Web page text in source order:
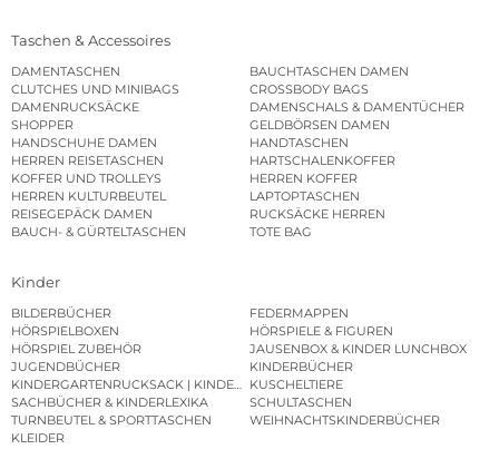
Taschen & Accessoires
DAMENTASCHEN
BAUCHTASCHEN DAMEN
CLUTCHES UND MINIBAGS
CROSSBODY BAGS
DAMENRUCKSÄCKE
DAMENSCHALS & DAMENTÜCHER
SHOPPER
GELDBÖRSEN DAMEN
HANDSCHUHE DAMEN
HANDTASCHEN
HERREN REISETASCHEN
HARTSCHALENKOFFER
KOFFER UND TROLLEYS
HERREN KOFFER
HERREN KULTURBEUTEL
LAPTOPTASCHEN
REISEGEPÄCK DAMEN
RUCKSÄCKE HERREN
BAUCH- & GÜRTELTASCHEN
TOTE BAG
Kinder
BILDERBÜCHER
FEDERMAPPEN
HÖRSPIELBOXEN
HÖRSPIELE & FIGUREN
HÖRSPIEL ZUBEHÖR
JAUSENBOX & KINDER LUNCHBOX
JUGENDBÜCHER
KINDERBÜCHER
KINDERGARTENRUCKSACK | KINDERGARTENBEUTEL
KUSCHELTIERE
SACHBÜCHER & KINDERLEXIKA
SCHULTASCHEN
TURNBEUTEL & SPORTTASCHEN
WEIHNACHTSKINDERBÜCHER
KLEIDER